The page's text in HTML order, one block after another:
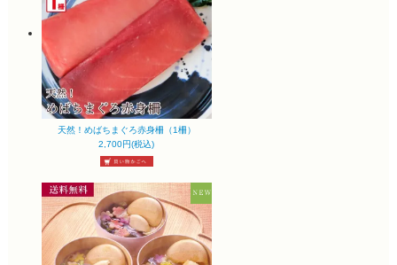
天然！めばちまぐろ赤身柵（1柵）
2,700円(税込)